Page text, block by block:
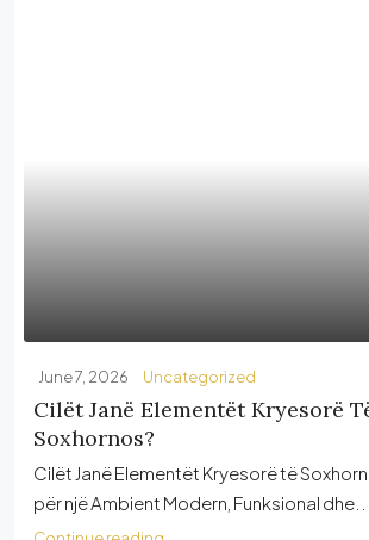
June 7, 2026 Uncategorized
Cilët Janë Elementët Kryesorë
Soxhornos?
Cilët Janë Elementët Kryesorë të
për një Ambient Modern, Funksional dhe...